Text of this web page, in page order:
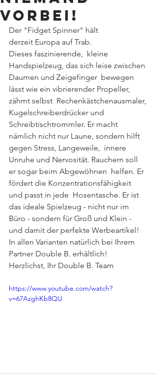
vorbei!
Der "Fidget Spinner" hält
derzeit Europa auf Trab.
Dieses faszinierende,  kleine
Handspielzeug, das sich leise zwischen
Daumen und Zeigefinger  bewegen
lässt wie ein vibrierender Propeller,
zähmt selbst  Rechenkästchenausmaler,
Kugelschreiberdrücker und
Schreibtischtrommler. Er macht
nämlich nicht nur Laune, sondern hilft
gegen Stress, Langeweile,  innere
Unruhe und Nervosität. Rauchern soll
er sogar beim Abgewöhnen  helfen. Er
fördert die Konzentrationsfähigkeit
und passt in jede  Hosentasche. Er ist
das ideale Spielzeug - nicht nur im
Büro - sondern für Groß und Klein -
und damit der perfekte Werbeartikel!
In allen Varianten natürlich bei Ihrem
Partner Double B. erhältlich!
Herzlichst, Ihr Double B. Team
https://www.youtube.com/watch?
v=67AzghKb8QU